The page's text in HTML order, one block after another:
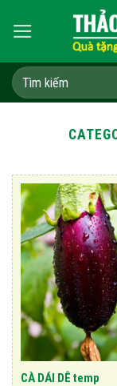
Tìm
kiếm:
CÀ DÁI DÊ temp